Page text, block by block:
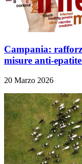
Campania:
misure
20 Marzo 2026